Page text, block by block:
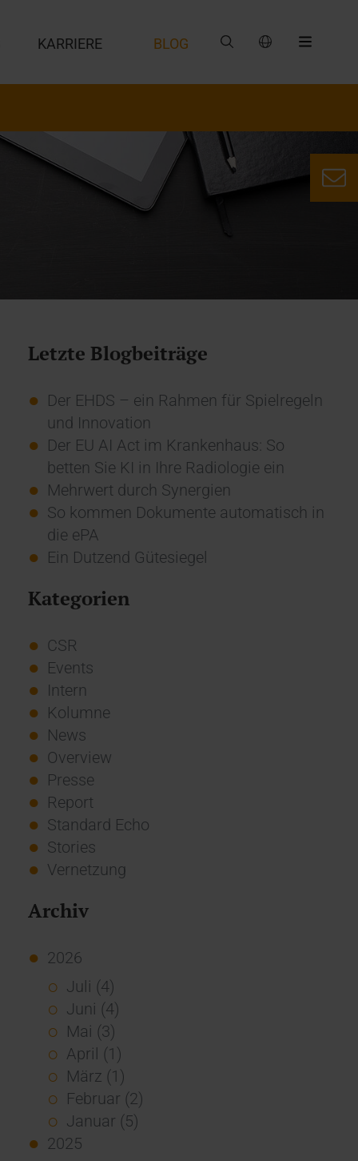
KARRIERE BLOG
Letzte Blogbeiträge
Der EHDS – ein Rahmen für Spielregeln
und Innovation
Der EU AI Act im Krankenhaus: So
betten Sie KI in Ihre Radiologie ein
Mehrwert durch Synergien
So kommen Dokumente automatisch in
die ePA
Ein Dutzend Gütesiegel
Kategorien
CSR
Events
Intern
Kolumne
News
Overview
Presse
Report
Standard Echo
Stories
Vernetzung
Archiv
2026
Juli (4)
Juni (4)
Mai (3)
April (1)
März (1)
Februar (2)
Januar (5)
2025